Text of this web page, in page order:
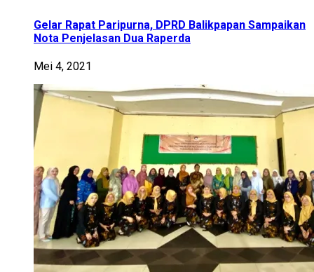
Gelar Rapat Paripurna, DPRD Balikpapan Sampaikan
Nota Penjelasan Dua Raperda
Mei 4, 2021